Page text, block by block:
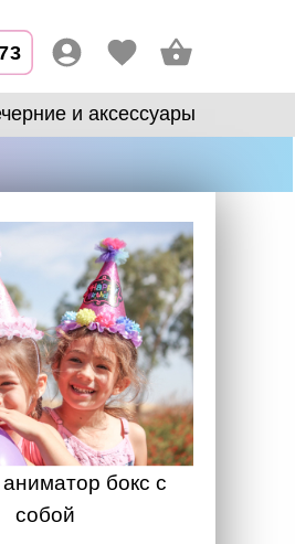
и аксессуары
бокс с
собой